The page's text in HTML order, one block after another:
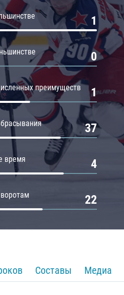
1
0
преимуществ 1
37
время 4
22
Составы Медиа